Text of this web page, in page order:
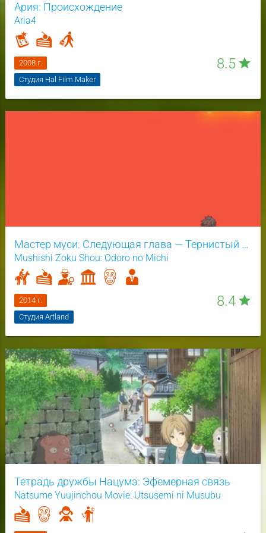
Ария: Происхождение
Aria4
8.5 star
2008 г.
Студия Hal Film Maker
Мастер муси: Следующая глава — Тернистый путь
Mushishi Zoku Shou: Odoro no Michi
8.4 star
2014 г.
Студия Artland
Тетрадь дружбы Нацумэ: Эфемерная связь
Natsume Yuujinchou Movie: Utsusemi ni Musubu